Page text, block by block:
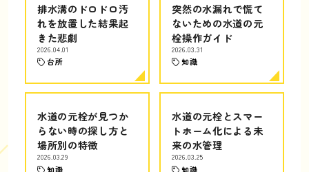
排水溝のドロドロ汚
れを放置した結果起
きた悲劇
2026.04.01
台所
突然の水漏れで慌て
ないための水道の元
栓操作ガイド
2026.03.31
知識
水道の元栓が見つか
らない時の探し方と
場所別の特徴
2026.03.29
知識
水道の元栓とスマー
トホーム化による未
来の水管理
2026.03.25
知識